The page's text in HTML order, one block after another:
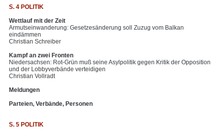
S. 4 POLITIK
Wettlauf mit der Zeit
Armutseinwanderung: Gesetzesänderung soll Zuzug vom Balkan
eindämmen
Christian Schreiber
Kampf an zwei Fronten
Niedersachsen: Rot-Grün muß seine Asylpolitik gegen Kritik der Opposition
und der Lobbyverbände verteidigen
Christian Vollradt
Meldungen
Parteien, Verbände, Personen
S. 5 POLITIK